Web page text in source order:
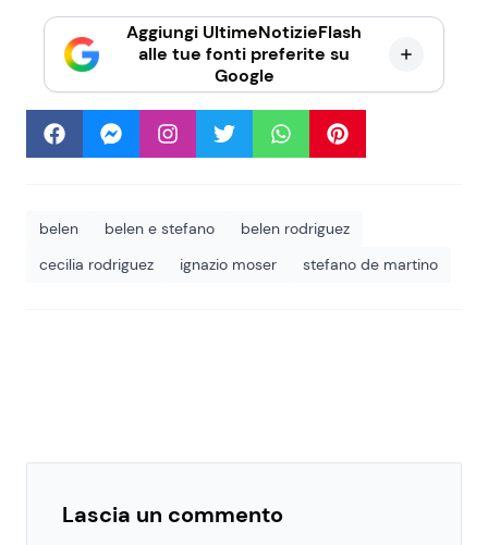
Aggiungi UltimeNotizieFlash
alle tue fonti preferite su
Google
belen belen e stefano
belen rodriguez
cecilia rodriguez
ignazio moser stefano de martino
Lascia un commento